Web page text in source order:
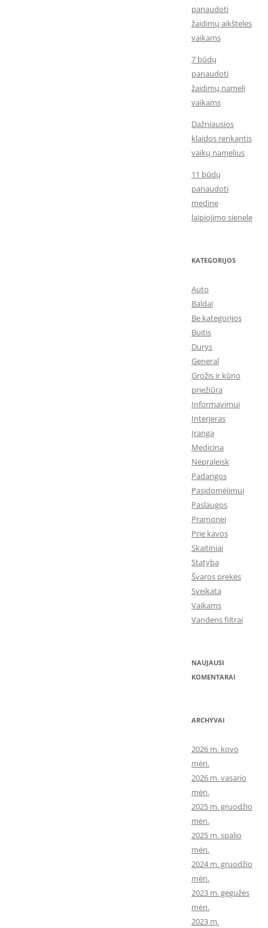
panaudoti
žaidimų aikšteles
vaikams
7 būdų
panaudoti
žaidimų namelį
vaikams
Dažniausios
klaidos renkantis
vaikų namelius
11 būdų
panaudoti
medinę
laipiojimo sienelę
KATEGORIJOS
Auto
Baldai
Be kategorijos
Buitis
Durys
General
Grožis ir kūno
priežiūra
Informavimui
Interjeras
Įranga
Medicina
Nepraleisk
Padangos
Pasidomėjimui
Paslaugos
Pramonei
Prie kavos
Skaitiniai
Statyba
Švaros prekės
Sveikata
Vaikams
Vandens filtrai
NAUJAUSI
KOMENTARAI
ARCHYVAI
2026 m. kovo
mėn.
2026 m. vasario
mėn.
2025 m. gruodžio
mėn.
2025 m. spalio
mėn.
2024 m. gruodžio
mėn.
2023 m. gegužės
mėn.
2023 m.